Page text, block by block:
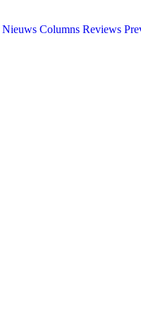
Nieuws Columns Reviews